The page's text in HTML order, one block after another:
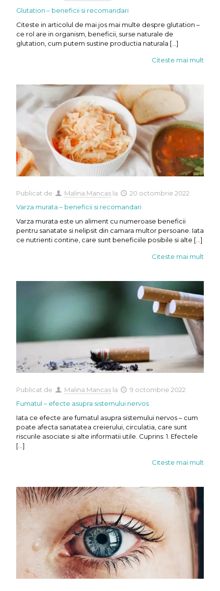
Glutation – beneficii si recomandari
Citeste in articolul de mai jos mai multe despre glutation –
ce rol are in organism, beneficii, surse naturale de
glutation, cum putem sustine productia naturala […]
Citeste mai mult
Publicat de Malina Mancas la
20 octombrie 2022
Varza murata – beneficii si recomandari
Varza murata este un aliment cu numeroase beneficii
pentru sanatate si nelipsit din camara multor persoane. Iata
ce nutrienti contine, care sunt beneficiile posibile si alte […]
Citeste mai mult
Publicat de Malina Mancas la
9 octombrie 2022
Fumatul – efecte asupra sistemului nervos
Iata ce efecte are fumatul asupra sistemului nervos – cum
poate afecta sanatatea creierului, circulatia, care sunt
riscurile asociate si alte informatii utile. Cuprins: 1. Efectele
[…]
Citeste mai mult